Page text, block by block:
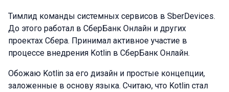
Тимлид команды системных сервисов в SberDevices.
До этого работал в СберБанк Онлайн и других
проектах Сбера. Принимал активное участие в
процессе внедрения Kotlin в СберБанк Онлайн.
Обожаю Kotlin за его дизайн и простые концепции,
заложенные в основу языка. Считаю, что Kotlin стал